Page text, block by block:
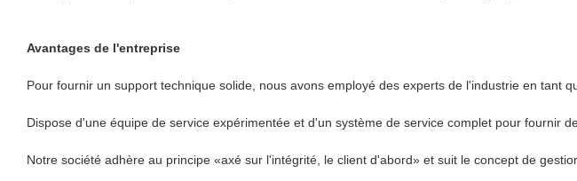
Avantages de l'entreprise
Pour fournir un support technique solide, nous avons employé des experts de l'industrie en tant
Dispose d'une équipe de service expérimentée et d'un système de service complet pour fournir
Notre société adhère au principe «axé sur l'intégrité, le client d'abord» et suit le concept de